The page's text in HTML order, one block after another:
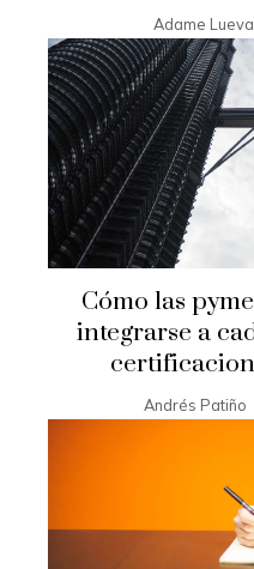
Adame
Cómo las
integrarse a
Andrés Patiño